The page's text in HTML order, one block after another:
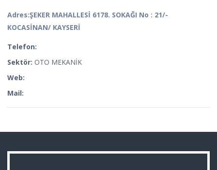
Adres:ŞEKER MAHALLESİ 6178. SOKAĞI No : 21/-
KOCASİNAN/ KAYSERİ
Telefon:
Sektör: OTO MEKANİK
Web:
Mail: